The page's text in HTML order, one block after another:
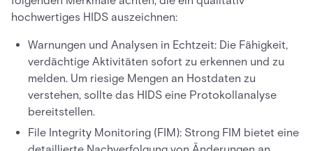
hochwertiges HIDS auszeichnen:
Warnungen und Analysen in Echtzeit: Die Fähigkeit,
verdächtige Aktivitäten sofort zu erkennen und zu
melden. Um riesige Mengen an Hostdaten zu
verstehen, sollte das HIDS eine Protokollanalyse
bereitstellen.
File Integrity Monitoring (FIM): Strong FIM bietet eine